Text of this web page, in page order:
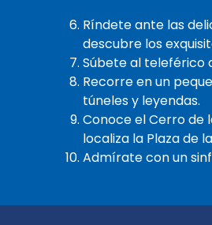
Ríndete ante las
descubre los
Súbete al teleférico
Recorre en un
túneles y leyendas.
Conoce el Cerro de
localiza la Plaza de
Admírate con un